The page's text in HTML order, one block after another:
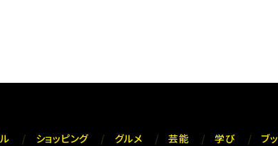
ショッピング グルメ 芸能 学び
ブ